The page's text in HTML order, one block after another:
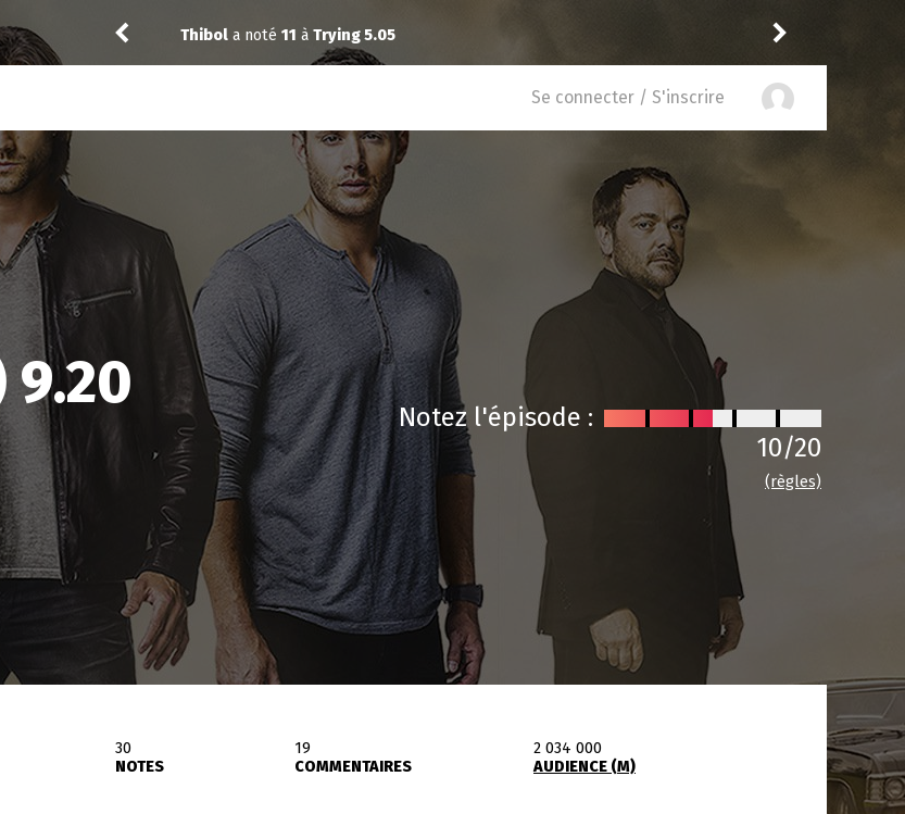
Thibol a noté 11 à Trying 5.05 a noté
Se connecter / S'inscrire
9.20
Notez l'épisode :
10/20
(règles)
30
NOTES
19
COMMENTAIRES
2 034 000
AUDIENCE (M)